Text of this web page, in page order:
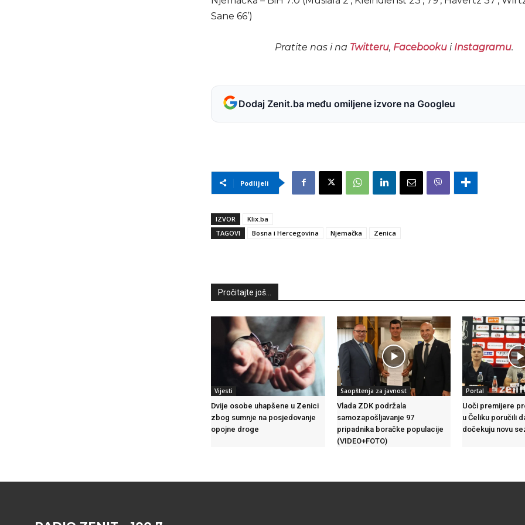
Sane 66’)
Pratite nas i na Twitteru, Facebookui Instagramu.
Dodaj Zenit.ba među omiljene izvore na Googleu
Podlijeli
IZVOR
Klix.ba
TAGOVI
Bosna i Hercegovina Njemačka Zenica
Pročitajte još...
Vijesti
Dvije osobe uhapšene u Zenici
zbog sumnje na posjedovanje
opojne droge
Saopštenja za javnost
Vlada ZDK podržala
samozapošljavanje 97
pripadnika boračke populacije
(VIDEO+FOTO)
Portal
Uoči premijere
u Čeliku poručili
dočekuju novu